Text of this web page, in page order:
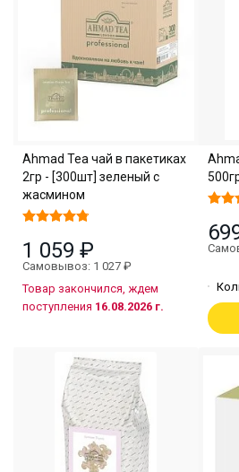
Ahmad Tea чaй в пакетиках
2гр - [300шт] зеленый с
жасмином
1 059 ₽
Самовывоз: 1 027 ₽
Товар закончился, ждем
поступления 16.08.2026 г.